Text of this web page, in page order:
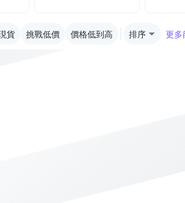
貨 挑戰低價 價格低到高 排序 更多